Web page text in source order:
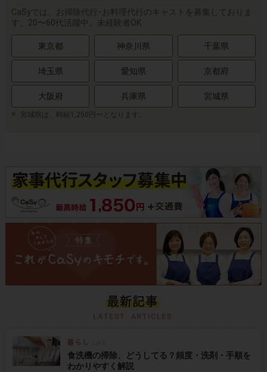
CaSyでは、お掃除代行･お料理代行のキャストを募集しておりま
す。20〜60代活躍中。未経験者OK
東京都 神奈川県 千葉県
埼玉県 愛知県 京都府
大阪府 兵庫県 宮城県
宮城県は、時給1,250円〜となります。
食洗機の掃除、どうしてる？頻度・洗剤・手順を
わかりやすく解説